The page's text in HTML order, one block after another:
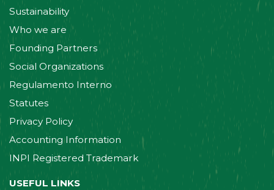
Sustainability
Who we are
Founding Partners
Social Organizations
Regulamento Interno
Statutes
Privacy Policy
Accounting Information
INPI Registered Trademark
USEFUL LINKS